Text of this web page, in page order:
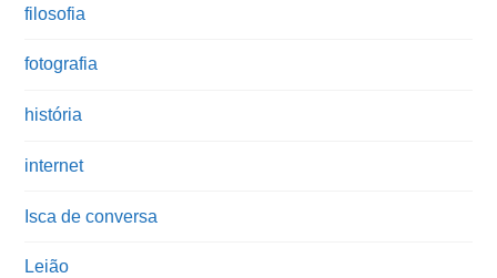
filosofia
fotografia
história
internet
Isca de conversa
Leião